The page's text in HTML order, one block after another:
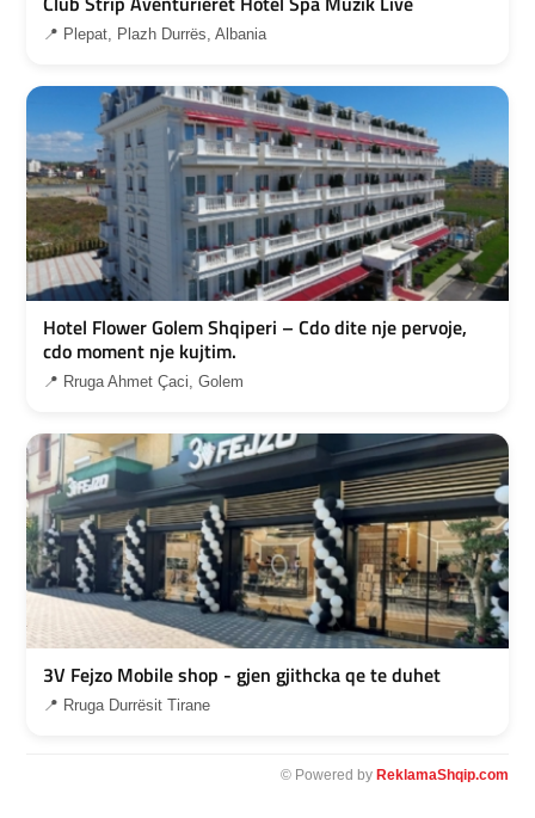
📍 Plepat, Plazh Durrës, Albania
Hotel Flower Golem Shqiperi – Cdo dite nje pervoje,
cdo moment nje kujtim.
📍 Rruga Ahmet Çaci, Golem
3V Fejzo Mobile shop - gjen gjithcka qe te duhet
📍 Rruga Durrësit Tirane
© Powered by ReklamaShqip.com